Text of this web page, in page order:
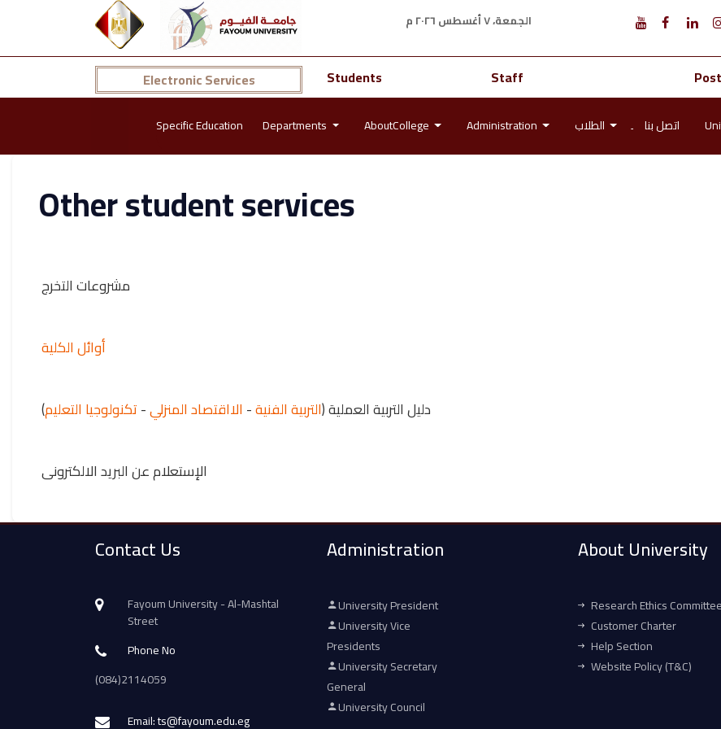
الجمعة، ٧ أغسطس ٢٠٢٦ م
Electronic Services Students Staff
Specific Education Departments AboutCollege Administration اتصل بنا
Other student services
مشروعات التخرج
أوائل الكلية
دليل التربية العملية (التربية الفنية- الااقتصاد المنزلي-تكنولوجيا التعليم)
الإستعلام عن البريد الالكترونى
Contact Us
Fayoum University - Al-Mashtal
Street
Phone No
(084)2114059
Email: ts@fayoum.edu.eg
Administration
University President
University Vice
Presidents
University Secretary
General
University Council
About University
Research Ethics
Customer Charter
Help Section
Website Policy (T&C)